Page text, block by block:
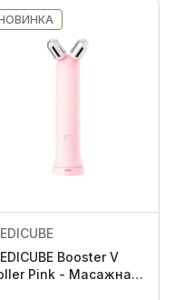
Спочатку акційні
Від найменшої ціни
Booster V
Pink - Масажна